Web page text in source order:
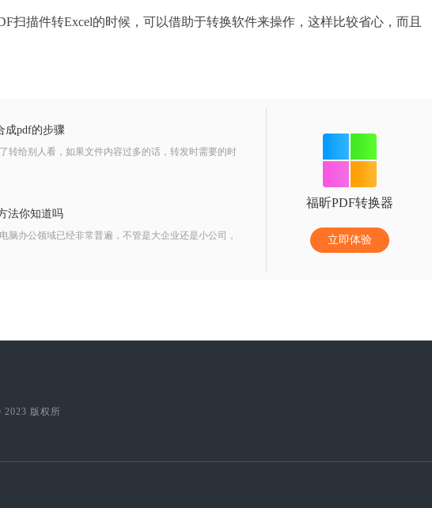
描件转Excel的时候，可以借助于转换软件来操作，这样比较省心，而且
成pdf的步骤
转给别人看，如果文件内容过多的话，转发时需要的时
法你知道吗
脑办公领域已经非常普遍，不管是大企业还是小公司，
福昕PDF转换器
立即体验
版权所